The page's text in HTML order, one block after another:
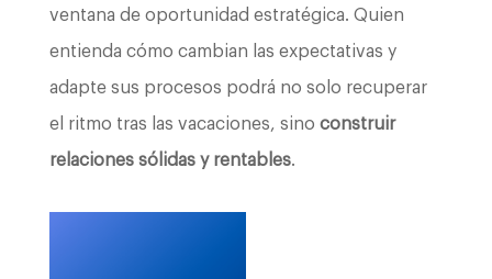
ventana de oportunidad estratégica. Quien
entienda cómo cambian las expectativas y
adapte sus procesos podrá no solo recuperar
el ritmo tras las vacaciones, sino construir
relaciones sólidas y rentables.